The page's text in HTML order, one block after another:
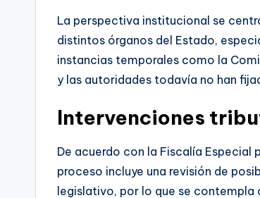
La perspectiva institucional se
distintos órganos del Estado,
instancias temporales como la
y las autoridades todavía no han
Intervenciones
De acuerdo con la Fiscalía Especial
proceso incluye una revisión de
legislativo, por lo que se contempla